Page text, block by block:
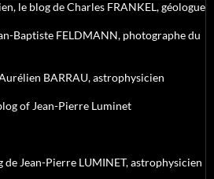
le blog de Charles FRANKEL, géologue
Baptiste FELDMANN, photographe du
BARRAU, astrophysicien
of Jean-Pierre Luminet
de Jean-Pierre LUMINET, astrophysicien